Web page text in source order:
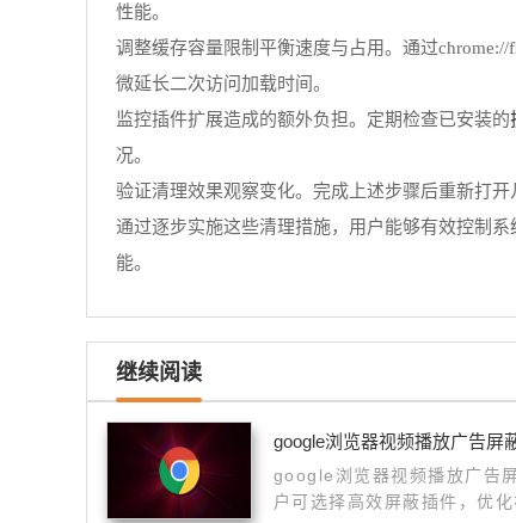
性能。
调整缓存容量限制平衡速度与占用。通过
微延长二次访问加载时间。
监控插件扩展造成的额外负担。定期检查已安装的
况。
验证清理效果观察变化。完成上述步骤后重新打
通过逐步实施这些清理措施，用户能够有效控制
能。
继续阅读
google浏览器视频播放广告屏
google浏览器视频播放广告
户可选择高效屏蔽插件，优